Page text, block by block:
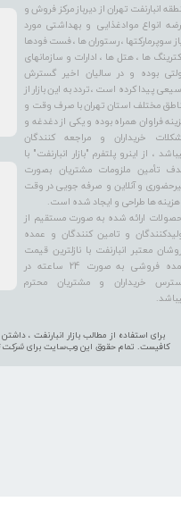
انبارنفت تهران از دیرباز مرکز فروش و
انواع موادغذایی و بهداشتی مورد
سوپرمارکتها ، رستوران ها ، فست فودها
ها ، هتل ها ، ادارات و سازمانهای
بوده و در سالیان اخیر گسترش
پیدا کرده است ، تردد به این بازار از
مختلف استان تهران با صرف وقت و
فراوان همراه بوده و یکی از دغدغه و
خریداران و مراجعه کنندگان
، از اینرو پلتفرم "بازار انبارنفت" با
تأمین ملزومات مشتریان بصورت
و آنلاین و صرفه جویی در وقت
ها طراحی و ایجاد شده است.
ارائه شده به صورت مستقیم از
و تامین کنندگان و عمده
معتبر انبارنفت با نازلترین قیمت
عمده فروشی به صورت 24 ساعته در
خریداران و مشتریان محترم
برای استفاده از مطالب بازار انبارنفت ،
کافیست. تمام حقوق اين وب‌سايت برای شرکت